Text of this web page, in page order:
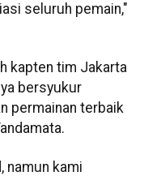
seluruh pemain,"
kapten tim Jakarta
bersyukur
permainan terbaik
namun kami